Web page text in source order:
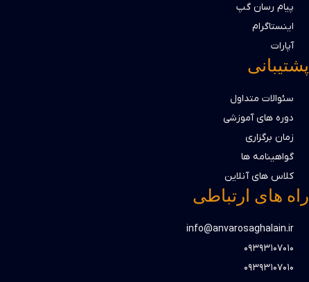
پیام رسان گپ
اینستاگرام
آپارات
پشتیبانی
سئوالات متداول
دوره های آموزشی
زمان برگزاری
گواهینامه ها
کلاس های آنلاین
راه های ارتباطی
info@anvarosaghalain.ir​
۰۹۳۹۳۱۰۷۰۱۰​
۰۹۳۹۳۱۰۷۰۱۰​